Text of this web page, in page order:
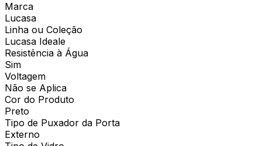
Marca
Lucasa
Linha ou Coleção
Lucasa Ideale
Resistência à Água
Sim
Voltagem
Não se Aplica
Cor do Produto
Preto
Tipo de Puxador da Porta
Externo